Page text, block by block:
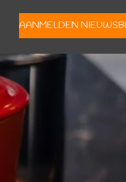
AANMELDEN